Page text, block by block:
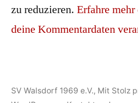
zu reduzieren. Erfahre
deine Kommentardaten
SV Walsdorf 1969 e.V., Mit Stolz